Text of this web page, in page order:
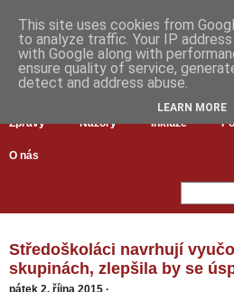
Zprávy Názory Inkluze
O nás
Středoškoláci navrhují
skupinách, zlepšila by se
pátek 2. října 2015 ·
This site uses cookies from
to analyze traffic. Your IP
with Google along with
ensure quality of service,
detect and address abuse.
LEARN MORE